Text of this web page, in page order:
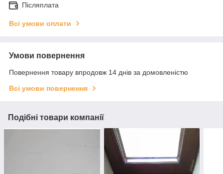
Післяплата
Всі умови оплати
Умови повернення
Повернення товару впродовж 14 днів за домовленістю
Всі умови повернення
Подібні товари компанії